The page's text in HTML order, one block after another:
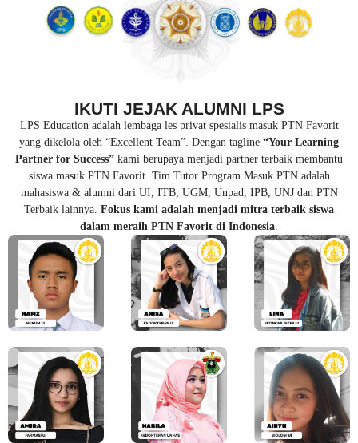
IKUTI JEJAK ALUMNI LPS
LPS Education adalah lembaga les privat spesialis masuk PTN Favorit
yang dikelola oleh “Excellent Team”. Dengan tagline “Your Learning
Partner for Success” kami berupaya menjadi partner terbaik membantu
siswa masuk PTN Favorit. Tim Tutor Program Masuk PTN adalah
mahasiswa & alumni dari UI, ITB, UGM, Unpad, IPB, UNJ dan PTN
Terbaik lainnya. Fokus kami adalah menjadi mitra terbaik siswa
dalam meraih PTN Favorit di Indonesia